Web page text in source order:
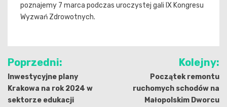
poznajemy 7 marca podczas uroczystej gali IX Kongresu
Wyzwań Zdrowotnych.
Nawigacja
wpisu
Poprzedni:
Inwestycyjne plany
Krakowa na rok 2024 w
sektorze edukacji
Kolejny:
Początek remontu
ruchomych schodów na
Małopolskim Dworcu